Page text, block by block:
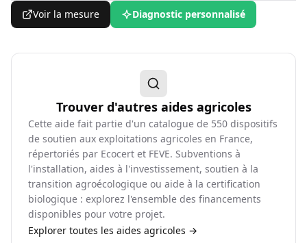
Voir la mesure Diagnostic personnalisé
Trouver d'autres aides agricoles
Cette aide fait partie d'un catalogue de 550 dispositifs
de soutien aux exploitations agricoles en France,
répertoriés par Ecocert et FEVE. Subventions à
l'installation, aides à l'investissement, soutien à la
transition agroécologique ou aide à la certification
biologique : explorez l'ensemble des financements
disponibles pour votre projet.
Explorer toutes les aides agricoles →